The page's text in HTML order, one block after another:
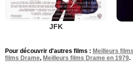
JFK
Pour découvrir d'autres films : Meilleurs
films Drame, Meilleurs films Drame en 1979.